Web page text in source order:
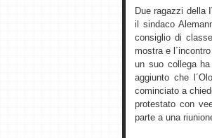
Due ragazzi della
il sindaco
consiglio di
mostra e
un suo collega
aggiunto che
cominciato a
protestato con
parte a una